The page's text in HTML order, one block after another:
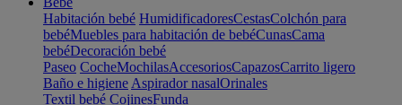
Habitación bebé HumidificadoresCestasColchón para
bebéMuebles para habitación de bebéCunasCama
bebéDecoración bebé
Paseo CocheMochilasAccesoriosCapazosCarrito ligero
Baño e higiene Aspirador nasalOrinales
Textil bebé CojinesFunda